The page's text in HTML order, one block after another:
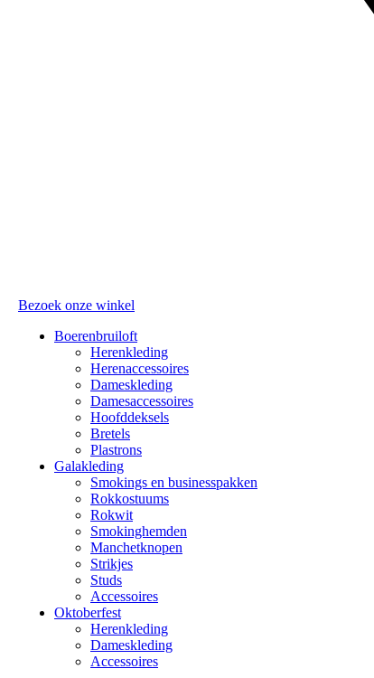
Bezoek onze winkel
Boerenbruiloft
Herenkleding
Herenaccessoires
Dameskleding
Damesaccessoires
Hoofddeksels
Bretels
Plastrons
Galakleding
Smokings en businesspakken
Rokkostuums
Rokwit
Smokinghemden
Manchetknopen
Strikjes
Studs
Accessoires
Oktoberfest
Herenkleding
Dameskleding
Accessoires